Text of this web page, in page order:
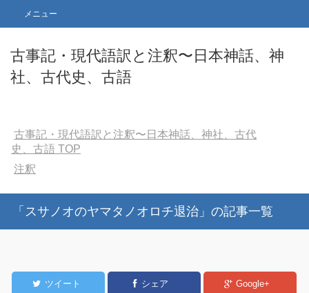
古事記・現代語訳と注釈〜日本神話、神
社、古代史、古語
メニュー
古事記・現代語訳と注釈〜日本神話、神社、古代
史、古語 TOP
注釈
「スサノオのヤマタノオロチ退治」の記事一覧
ツイート シェア Google+